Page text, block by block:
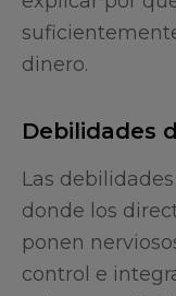
dinero.
Debilidades
Las
donde los
ponen
control e